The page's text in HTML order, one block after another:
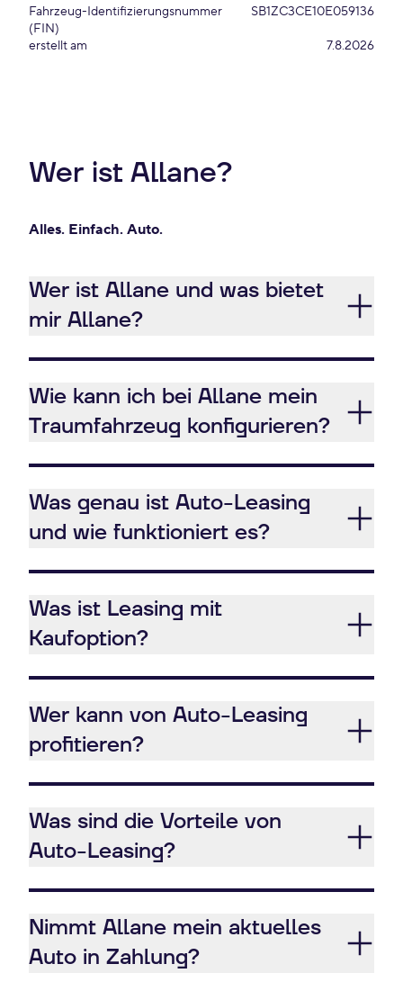
Fahrzeug-Identifizierungsnummer
(FIN)
SB1ZC3CE10E059136
erstellt am 7.8.2026
Wer ist Allane?
Alles. Einfach. Auto.
Wer ist Allane und was bietet
mir Allane?
Wie kann ich bei Allane mein
Traumfahrzeug konfigurieren?
Was genau ist Auto-Leasing
und wie funktioniert es?
Was ist Leasing mit
Kaufoption?
Wer kann von Auto-Leasing
profitieren?
Was sind die Vorteile von
Auto-Leasing?
Nimmt Allane mein aktuelles
Auto in Zahlung?